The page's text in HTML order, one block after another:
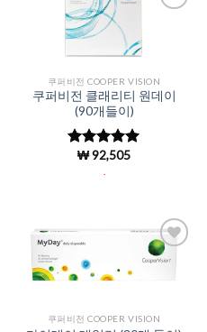
쿠퍼비전 COOPER VISION
쿠퍼비전 클래리티 원데이
(90개들이)
5 중에서
로 평가됨
₩92,505
Add to
쿠퍼비전 COOPER VISION